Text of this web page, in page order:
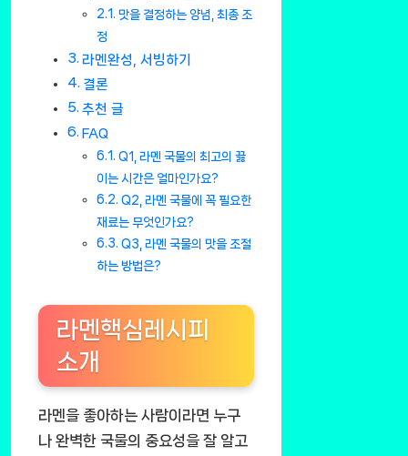
맛을 결정하는 양념, 최종 조
정
라멘완성, 서빙하기
결론
추천 글
FAQ
Q1, 라멘 국물의 최고의 끓
이는 시간은 얼마인가요?
Q2, 라멘 국물에 꼭 필요한
재료는 무엇인가요?
Q3, 라멘 국물의 맛을 조절
하는 방법은?
라멘핵심레시피
소개
라멘을 좋아하는 사람이라면 누구
나 완벽한 국물의 중요성을 잘 알고